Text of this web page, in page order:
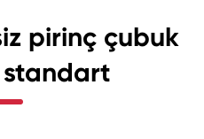
pirinç çubuk